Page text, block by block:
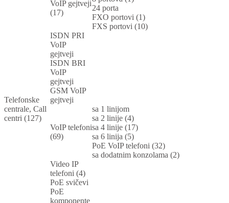
Telefonske
centrale, Call
centri (127)
VoIP gejtveji
(17)
24 porta
FXO portovi (1)
FXS portovi (10)
ISDN PRI
VoIP
gejtveji
ISDN BRI
VoIP
gejtveji
GSM VoIP
gejtveji
VoIP telefoni
(69)
sa 1 linijom
sa 2 linije (4)
sa 4 linije (17)
sa 6 linija (5)
PoE VoIP telefoni (32)
sa dodatnim konzolama (2)
Video IP
telefoni (4)
PoE svičevi
PoE
komponente